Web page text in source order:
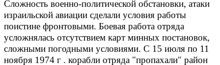
Сложность военно-политической обстановки, атаки
израильской авиации сделали условия работы
поистине фронтовыми. Боевая работа отряда
усложнялась отсутствием карт минных постановок,
сложными погодными условиями. С 15 июля по 11
ноября 1974 г . корабли отряда "пропахали" район